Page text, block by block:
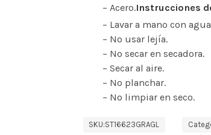
– Acero.Instrucciones
– Lavar a mano con
– No usar lejía.
– No secar en secadora.
– Secar al aire.
– No planchar.
– No limpiar en seco.
SKU:ST16623GRAGL